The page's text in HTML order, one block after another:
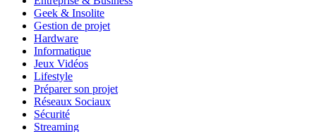
Geek & Insolite
Gestion de projet
Hardware
Informatique
Jeux Vidéos
Lifestyle
Préparer son projet
Réseaux Sociaux
Sécurité
Streaming